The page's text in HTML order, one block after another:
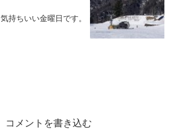
気持ちいい金曜日です。
コメントを書き込む